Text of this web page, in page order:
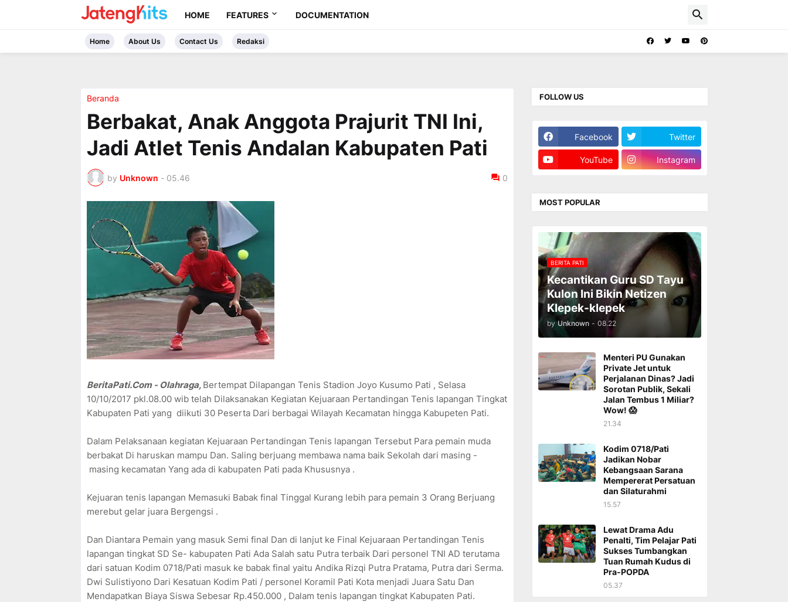
HOME FEATURES DOCUMENTATION
Home About Us Contact Us Redaksi
Beranda
Berbakat, Anak Anggota Prajurit TNI Ini,
Jadi Atlet Tenis Andalan Kabupaten Pati
by Unknown - 05.46 0
BeritaPati.Com - Olahraga, Bertempat Dilapangan Tenis Stadion Joyo Kusumo Pati , Selasa
10/10/2017 pkl.08.00 wib telah Dilaksanakan Kegiatan Kejuaraan Pertandingan Tenis lapangan Tingkat
Kabupaten Pati yang diikuti 30 Peserta Dari berbagai Wilayah Kecamatan hingga Kabupeten Pati.
Dalam Pelaksanaan kegiatan Kejuaraan Pertandingan Tenis lapangan Tersebut Para pemain muda
berbakat Di haruskan mampu Dan. Saling berjuang membawa nama baik Sekolah dari masing -
masing kecamatan Yang ada di kabupaten Pati pada Khususnya .
Kejuaran tenis lapangan Memasuki Babak final Tinggal Kurang lebih para pemain 3 Orang Berjuang
merebut gelar juara Bergengsi .
Dan Diantara Pemain yang masuk Semi final Dan di lanjut ke Final Kejuaraan Pertandingan Tenis
lapangan tingkat SD Se- kabupaten Pati Ada Salah satu Putra terbaik Dari personel TNI AD terutama
dari satuan Kodim 0718/Pati masuk ke babak final yaitu Andika Rizqi Putra Pratama, Putra dari Serma.
Dwi Sulistiyono Dari Kesatuan Kodim Pati / personel Koramil Pati Kota menjadi Juara Satu Dan
Mendapatkan Biaya Siswa Sebesar Rp.450.000 , Dalam tenis lapangan tingkat Kabupaten Pati.
FOLLOW US
Facebook Twitter
YouTube Instagram
MOST POPULAR
BERITA PATI
Kecantikan Guru SD Tayu
Kulon Ini Bikin Netizen
Klepek-klepek
by Unknown - 08.22
Menteri PU Gunakan
Private Jet untuk
Perjalanan Dinas? Jadi
Sorotan Publik, Sekali
Jalan Tembus 1 Miliar?
Wow! 😱
21.34
Kodim 0718/Pati
Jadikan Nobar
Kebangsaan Sarana
Mempererat Persatuan
dan Silaturahmi
15.57
Lewat Drama Adu
Penalti, Tim Pelajar Pati
Sukses Tumbangkan
Tuan Rumah Kudus di
Pra-POPDA
05.37